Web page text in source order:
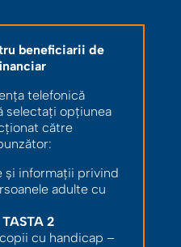
beneficiarii de
telefonică
selectați opțiunea
către
și informații privind
adulte cu
TASTA 2
cu handicap –